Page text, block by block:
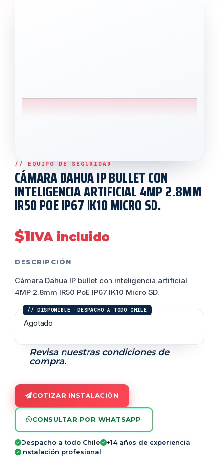
CÁMARA DAHUA IP BULLET CON
INTELIGENCIA ARTIFICIAL 4MP 2.8MM
IR50 POE IP67 IK10 MICRO SD.
$1IVA incluido
DESCRIPCIÓN
Cámara Dahua IP bullet con inteligencia artificial
4MP 2.8mm IR50 PoE IP67 IK10 Micro SD.
Agotado
Revisa nuestras condiciones de
compra.
COTIZAR INSTALACIÓN
CONSULTAR POR WHATSAPP
Despacho a todo Chile
+14 años de experiencia
Instalación profesional